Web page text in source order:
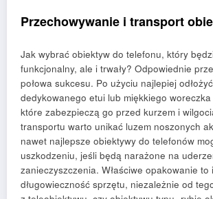
Przechowywanie i transport
Jak wybrać obiektyw do telefonu, który
funkcjonalny, ale i trwały? Odpowiednie
połowa sukcesu. Po użyciu najlepiej
dedykowanego etui lub miękkiego
które zabezpieczą go przed kurzem i
transportu warto unikać luzem noszonych
nawet najlepsze obiektywy do telefonów
uszkodzeniu, jeśli będą narażone na
zanieczyszczenia. Właściwe opakowanie to
długowieczność sprzętu, niezależnie od